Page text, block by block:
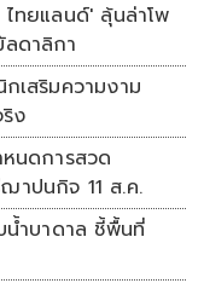
ทยแลนด์' ลุ้นล่าโพ
ดาลิกา
เสริมความงาม
ง
นดการสวด
าปนกิจ 11 ส.ค.
ำบาดาล ชี้พื้นที่